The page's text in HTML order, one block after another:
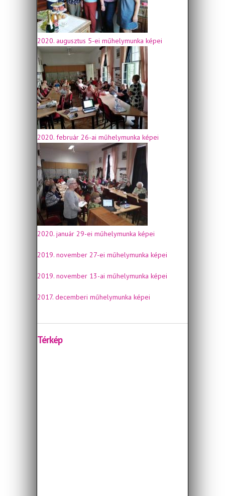
2020. augusztus 5-ei műhelymunka képei
2020. február 26-ai műhelymunka képei
2020. január 29-ei műhelymunka képei
2019. november 27-ei műhelymunka képei
2019. november 13-ai műhelymunka képei
2017. decemberi műhelymunka képei
Térkép